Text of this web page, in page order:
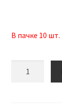
В пачке 10 шт.